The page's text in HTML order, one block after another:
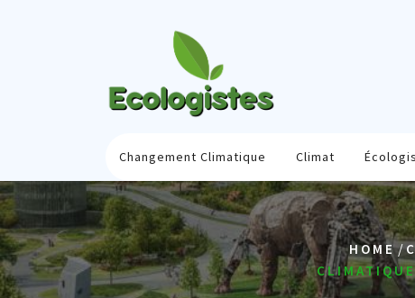
Changement Climatique Climat
HOME/